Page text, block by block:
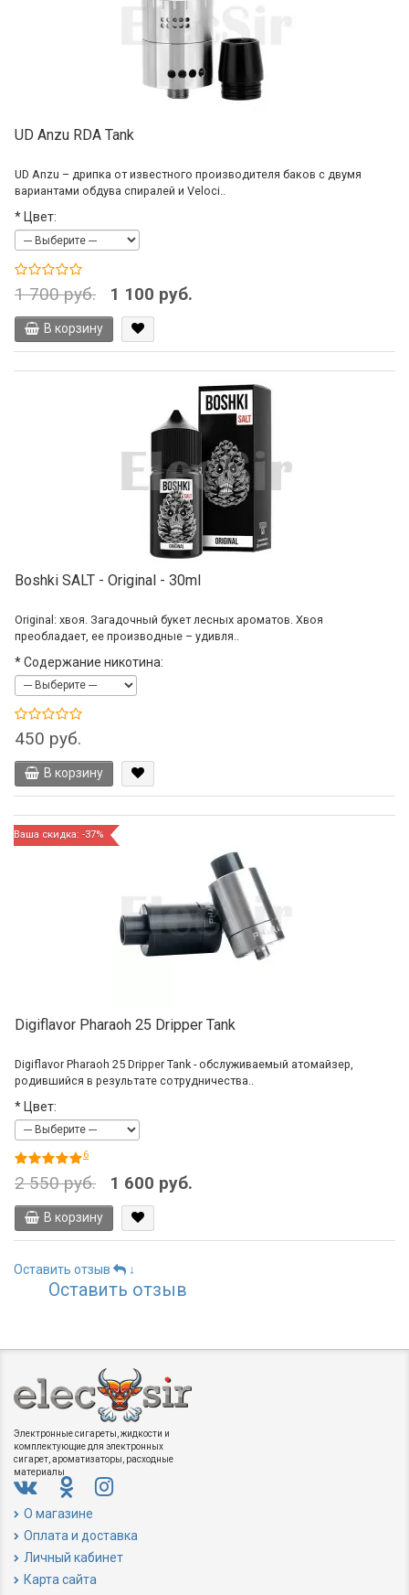
UD Anzu RDA Tank
UD Anzu – дрипка от известного производителя баков с двумя
вариантами обдува спиралей и Veloci..
* Цвет:
1 700 руб. 1 100 руб.
В корзину
Boshki SALT - Original - 30ml
Original: хвоя. Загадочный букет лесных ароматов. Хвоя
преобладает, ее производные – удивля..
*Содержание никотина:
450 руб.
В корзину
Ваша скидка: -37%
Digiflavor Pharaoh 25 Dripper Tank
Digiflavor Pharaoh 25 Dripper Tank - обслуживаемый атомайзер,
родившийся в результате сотрудничества..
* Цвет:
6
2 550 руб. 1 600 руб.
В корзину
Оставить отзыв ↓
Оставить отзыв
Электронные сигареты, жидкости и
комплектующие для электронных
сигарет, ароматизаторы, расходные
материалы
О магазине
Оплата и доставка
Личный кабинет
Карта сайта